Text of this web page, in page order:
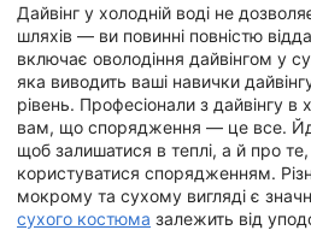
Дайвінг у холодній воді не
шляхів — ви повинні повністю
включає оволодіння дайвінгом у
яка виводить ваші навички
рівень. Професіонали з дайвінгу в
вам, що спорядження — це все.
щоб залишатися в теплі, а й про
користуватися спорядженням.
мокрому та сухому вигляді є
сухого костюма залежить від